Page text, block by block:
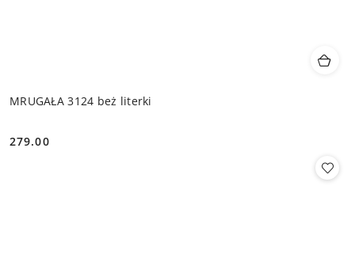
MRUGAŁA 3124 beż literki
Cena:
279.00